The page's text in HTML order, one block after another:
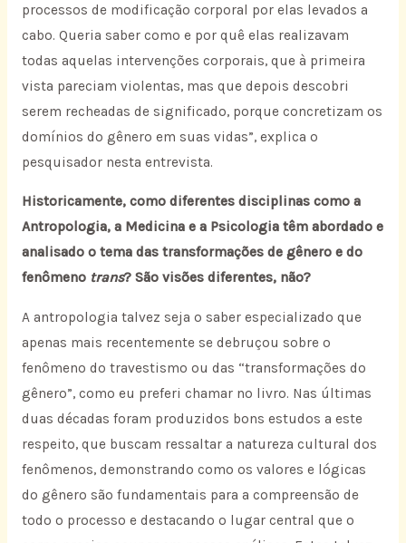
processos de modificação corporal por elas levados a
cabo. Queria saber como e por quê elas realizavam
todas aquelas intervenções corporais, que à primeira
vista pareciam violentas, mas que depois descobri
serem recheadas de significado, porque concretizam os
domínios do gênero em suas vidas”, explica o
pesquisador nesta entrevista.
Historicamente, como diferentes disciplinas como a
Antropologia, a Medicina e a Psicologia têm abordado e
analisado o tema das transformações de gênero e do
fenômeno trans? São visões diferentes, não?
A antropologia talvez seja o saber especializado que
apenas mais recentemente se debruçou sobre o
fenômeno do travestismo ou das “transformações do
gênero”, como eu preferi chamar no livro. Nas últimas
duas décadas foram produzidos bons estudos a este
respeito, que buscam ressaltar a natureza cultural dos
fenômenos, demonstrando como os valores e lógicas
do gênero são fundamentais para a compreensão de
todo o processo e destacando o lugar central que o